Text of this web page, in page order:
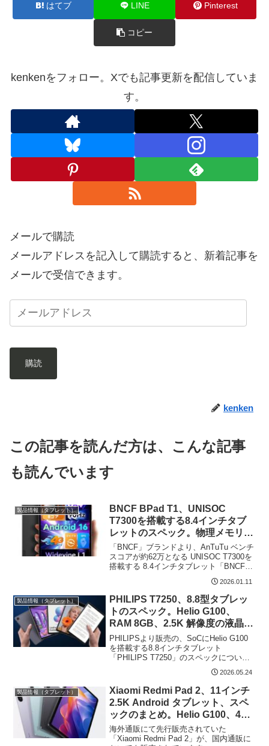
はてブ LINE Pinterest
コピー
kenkenをフォロー。Xでも記事更新を配信していま
す。
メールで購読
メールアドレスを記入して購読すると、新着記事を
メールで受信できます。
購読
kenken
この記事を読んだ方は、こんな記事
も読んでいます
製品情報（タブレット）
BNCF BPad T1、UNISOC
T7300を搭載する8.4インチタブ
レットのスペック。物理メモリ
8GBを搭載し、約19千円で販売中
「BNCF」ブランドより、AnTuTu ベンチ
スコアが約62万となる UNISOC T7300を
搭載する 8.4インチタブレット「BNCF
BPad T1」が販売されています。8.4イン
チ液晶はFHD、物理メモリは8GB、LTE
に対応、Wi...
2026.01.11
製品情報（タブレット）
PHILIPS T7250、8.8型タブレッ
トのスペック。Helio G100、
RAM 8GB、2.5K 解像度の液晶を
搭載、セール価格は35,321円
PHILIPSより販売の、SoCにHelio G100
を搭載する8.8インチタブレット
「PHILIPS T7250」のスペックについて
記載します。物理メモリ 8GB、ストレー
ジ 128GB、4G LTEに対応、8.8インチ液
晶の解像度は2....
2026.05.24
製品情報（タブレット）
Xiaomi Redmi Pad 2、11インチ
2.5K Android タブレット、スペ
ックのまとめ。Helio G100、4ス
ピーカーなど、ポイントを押さえ
た おすすめタブレット
海外通販にて先行販売されていた
「Xiaomi Redmi Pad 2」が、国内通販に